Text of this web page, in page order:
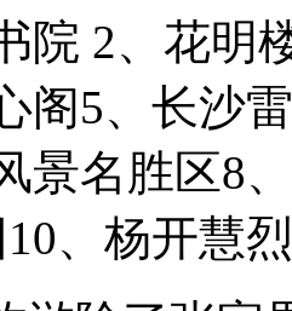
院 2、花明
阁5、长沙
景名胜区8
、杨开慧